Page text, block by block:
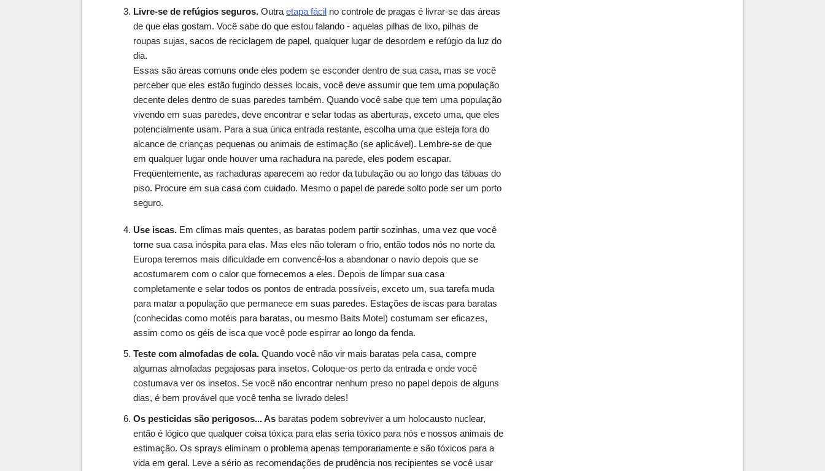
Livre-se de refúgios seguros. Outra etapa fácil no controle de pragas é livrar-se das áreas
de que elas gostam. Você sabe do que estou falando - aquelas pilhas de lixo, pilhas de
roupas sujas, sacos de reciclagem de papel, qualquer lugar de desordem e refúgio da luz do
dia.
Essas são áreas comuns onde eles podem se esconder dentro de sua casa, mas se você
perceber que eles estão fugindo desses locais, você deve assumir que tem uma população
decente deles dentro de suas paredes também. Quando você sabe que tem uma população
vivendo em suas paredes, deve encontrar e selar todas as aberturas, exceto uma, que eles
potencialmente usam. Para a sua única entrada restante, escolha uma que esteja fora do
alcance de crianças pequenas ou animais de estimação (se aplicável). Lembre-se de que
em qualquer lugar onde houver uma rachadura na parede, eles podem escapar.
Freqüentemente, as rachaduras aparecem ao redor da tubulação ou ao longo das tábuas do
piso. Procure em sua casa com cuidado. Mesmo o papel de parede solto pode ser um porto
seguro.
Use iscas. Em climas mais quentes, as baratas podem partir sozinhas, uma vez que você
torne sua casa inóspita para elas. Mas eles não toleram o frio, então todos nós no norte da
Europa teremos mais dificuldade em convencê-los a abandonar o navio depois que se
acostumarem com o calor que fornecemos a eles. Depois de limpar sua casa
completamente e selar todos os pontos de entrada possíveis, exceto um, sua tarefa muda
para matar a população que permanece em suas paredes. Estações de iscas para baratas
(conhecidas como motéis para baratas, ou mesmo Baits Motel) costumam ser eficazes,
assim como os géis de isca que você pode espirrar ao longo da fenda.
Teste com almofadas de cola. Quando você não vir mais baratas pela casa, compre
algumas almofadas pegajosas para insetos. Coloque-os perto da entrada e onde você
costumava ver os insetos. Se você não encontrar nenhum preso no papel depois de alguns
dias, é bem provável que você tenha se livrado deles!
Os pesticidas são perigosos... As baratas podem sobreviver a um holocausto nuclear,
então é lógico que qualquer coisa tóxica para elas seria tóxico para nós e nossos animais de
estimação. Os sprays eliminam o problema apenas temporariamente e são tóxicos para a
vida em geral. Leve a sério as recomendações de prudência nos recipientes se você usar